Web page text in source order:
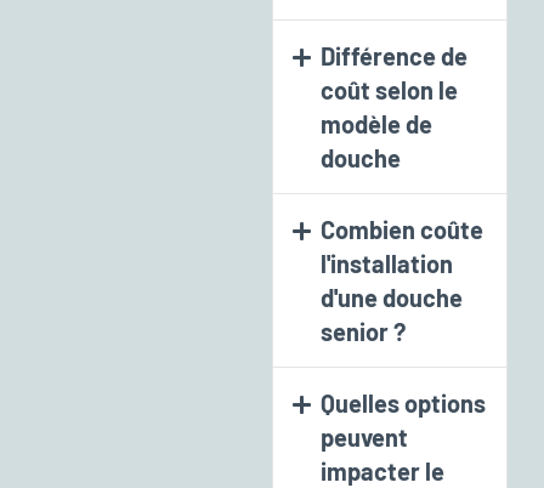
Différence de
coût selon le
modèle de
douche
Combien coûte
l'installation
d'une douche
senior ?
Quelles options
peuvent
impacter le